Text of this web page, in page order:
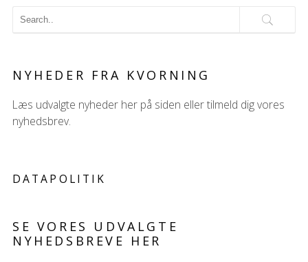
NYHEDER FRA KVORNING
Læs udvalgte nyheder her på siden eller tilmeld dig vores
nyhedsbrev.
DATAPOLITIK
SE VORES UDVALGTE
NYHEDSBREVE HER